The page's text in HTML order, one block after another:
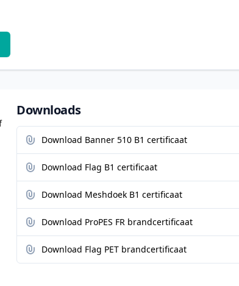
Downloads
Download Banner 510 B1 certificaat
Download Flag B1 certificaat
Download Meshdoek B1 certificaat
Download ProPES FR brandcertificaat
Download Flag PET brandcertificaat